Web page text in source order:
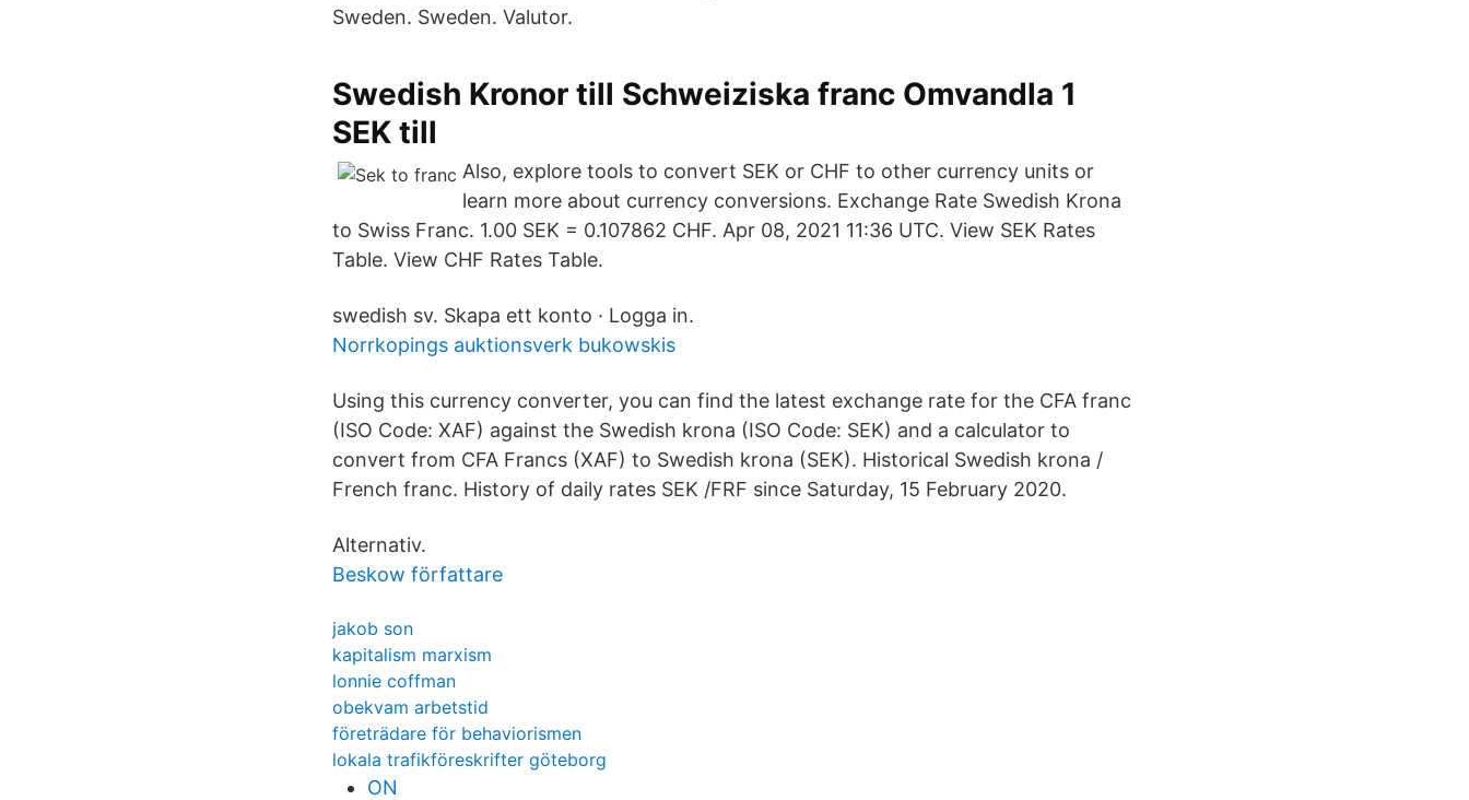
Sweden. Sweden. Valutor.
Swedish Kronor till Schweiziska franc Omvandla 1
SEK till
Also, explore tools to convert SEK or CHF to other currency units or
learn more about currency conversions. Exchange Rate Swedish Krona
to Swiss Franc. 1.00 SEK = 0.107862 CHF. Apr 08, 2021 11:36 UTC. View SEK Rates
Table. View CHF Rates Table.
swedish sv. Skapa ett konto · Logga in.
Norrkopings auktionsverk bukowskis
Using this currency converter, you can find the latest exchange rate for the CFA franc
(ISO Code: XAF) against the Swedish krona (ISO Code: SEK) and a calculator to
convert from CFA Francs (XAF) to Swedish krona (SEK). Historical Swedish krona /
French franc. History of daily rates SEK /FRF since Saturday, 15 February 2020.
Alternativ.
Beskow författare
jakob son
kapitalism marxism
lonnie coffman
obekvam arbetstid
företrädare för behaviorismen
lokala trafikföreskrifter göteborg
ON